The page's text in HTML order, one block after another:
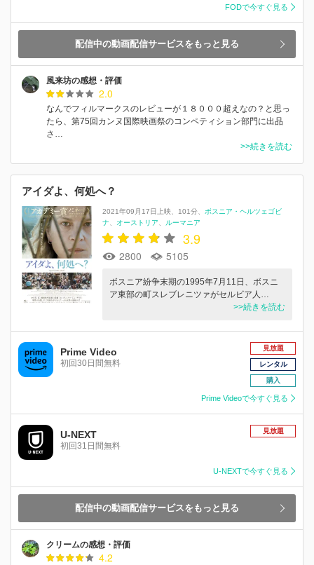
FODで今すぐ見る
配信中の動画配信サービスをもっと見る
風来坊の感想・評価
2.0
なんでフィルマークスのレビューが１８０００超えなの？と思っ
たら、第75回カンヌ国際映画祭のコンペティション部門に出品
さ…
>>続きを読む
アイダよ、何処へ？
2021年09月17日上映 101分
ボスニア・ヘルツェゴビ
ナ
オーストリア ルーマニア
3.9
2800 5105
ボスニア紛争末期の1995年7月11日、ボスニ
ア東部の町スレブレニツァがセルビア人…
>>続きを読む
Prime Video
初回30日間無料
見放題
レンタル
購入
Prime Videoで今すぐ見る
U-NEXT
初回31日間無料
見放題
U-NEXTで今すぐ見る
配信中の動画配信サービスをもっと見る
クリームの感想・評価
4.2